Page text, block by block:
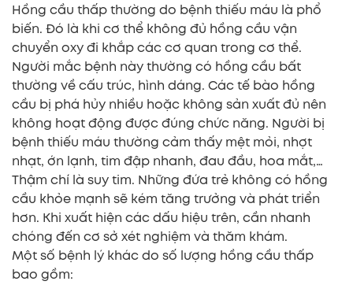
Hồng cầu thấp thường do bệnh thiếu máu là phổ
biến. Đó là khi cơ thể không đủ hồng cầu vận
chuyển oxy đi khắp các cơ quan trong cơ thể.
Người mắc bệnh này thường có hồng cầu bất
thường về cấu trúc, hình dáng. Các tế bào hồng
cầu bị phá hủy nhiều hoặc không sản xuất đủ nên
không hoạt động được đúng chức năng. Người bị
bệnh thiếu máu thường cảm thấy mệt mỏi, nhợt
nhạt, ớn lạnh, tim đập nhanh, đau đầu, hoa mắt,…
Thậm chí là suy tim. Những đứa trẻ không có hồng
cầu khỏe mạnh sẽ kém tăng trưởng và phát triển
hơn. Khi xuất hiện các dấu hiệu trên, cần nhanh
chóng đến cơ sở xét nghiệm và thăm khám.
Một số bệnh lý khác do số lượng hồng cầu thấp
bao gồm: